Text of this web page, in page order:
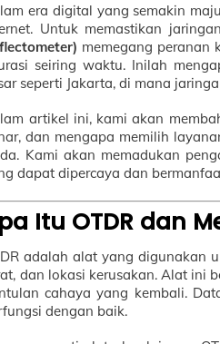
era digital yang semakin
Untuk memastikan
memegang peranan
seiring waktu. Inilah
seperti Jakarta, di mana
artikel ini, kami akan
dan mengapa memilih
Kami akan memadukan
dapat dipercaya dan
Itu OTDR dan
adalah alat yang digunakan
dan lokasi kerusakan. Alat ini
cahaya yang kembali.
dengan baik.